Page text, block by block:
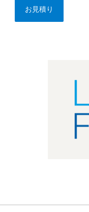
お見積り